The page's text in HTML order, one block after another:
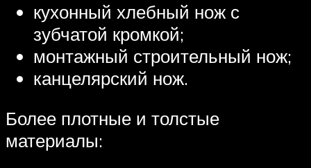
кухонный хлебный нож с
зубчатой кромкой;
монтажный строительный нож;
канцелярский нож.
Более плотные и толстые
материалы: